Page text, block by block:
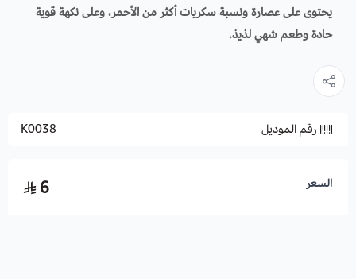
يحتوى على عصارة ونسبة سكريات أكثر من الأحمر، وعلى نكهة قوية
حادة وطعم شهي لذيذ.
رقم الموديل K0038
السعر 6